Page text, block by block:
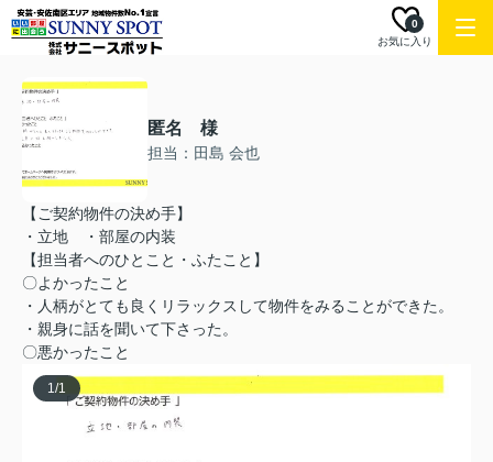
お気に入り
0
匿名 様
担当：田島 会也
【ご契約物件の決め手】
・立地 ・部屋の内装
【担当者へのひとこと・ふたこと】
〇よかったこと
・人柄がとても良くリラックスして物件をみることができた。
・親身に話を聞いて下さった。
〇悪かったこと
1/1